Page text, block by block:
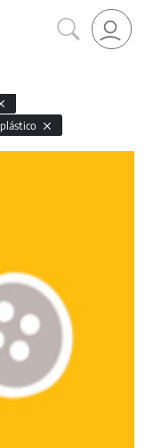
plástico